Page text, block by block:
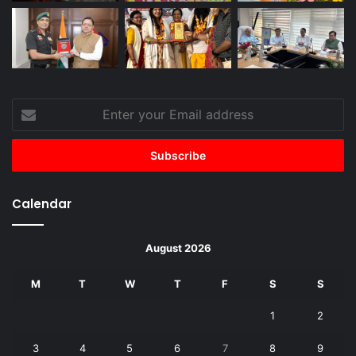
your
Email
Calendar
August 2026
M T W T F S S
1 2
3 4 5 6 7 8 9